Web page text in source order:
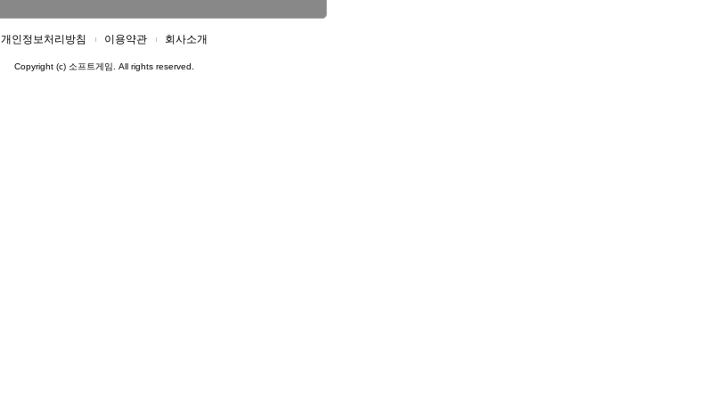
개인정보처리방침 이용약관 회사소개
Copyright (c) 소프트게임. All rights reserved.